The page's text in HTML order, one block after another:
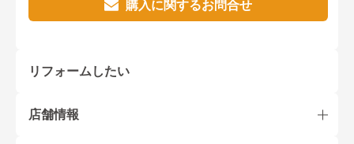
購入に関するお問合せ
リフォームしたい
店舗情報